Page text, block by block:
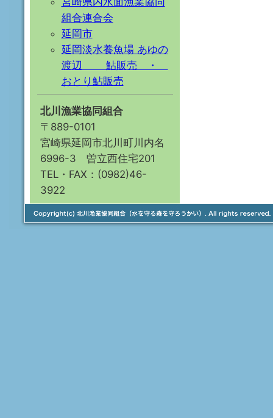
組合連合会
延岡市
延岡淡水養魚場 あゆの
渡辺 鮎販売 ・
おとり鮎販売
北川漁業協同組合
〒889-0101
宮崎県延岡市北川町川内名
6996-3 曽立西住宅201
TEL・FAX：(0982)46-
3922